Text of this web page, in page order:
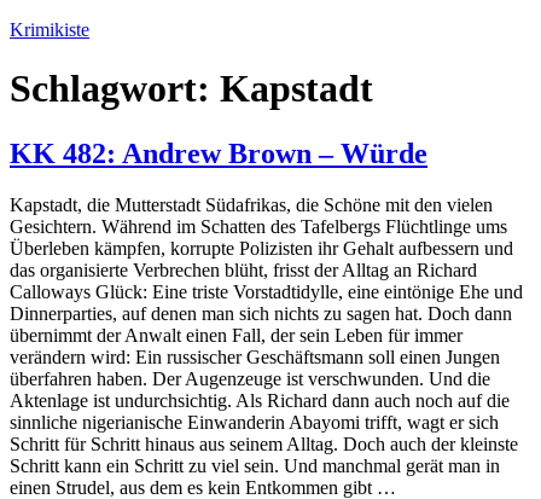
Zum
springen
Krimikiste
Schlagwort: Kapstadt
KK 482: Andrew Brown – Würde
Kapstadt, die Mutterstadt Südafrikas, die Schöne mit den vielen
Gesichtern. Während im Schatten des Tafelbergs Flüchtlinge ums
Überleben kämpfen, korrupte Polizisten ihr Gehalt aufbessern und
das organisierte Verbrechen blüht, frisst der Alltag an Richard
Calloways Glück: Eine triste Vorstadtidylle, eine eintönige Ehe und
Dinnerparties, auf denen man sich nichts zu sagen hat. Doch dann
übernimmt der Anwalt einen Fall, der sein Leben für immer
verändern wird: Ein russischer Geschäftsmann soll einen Jungen
überfahren haben. Der Augenzeuge ist verschwunden. Und die
Aktenlage ist undurchsichtig. Als Richard dann auch noch auf die
sinnliche nigerianische Einwanderin Abayomi trifft, wagt er sich
Schritt für Schritt hinaus aus seinem Alltag. Doch auch der kleinste
Schritt kann ein Schritt zu viel sein. Und manchmal gerät man in
einen Strudel, aus dem es kein Entkommen gibt …